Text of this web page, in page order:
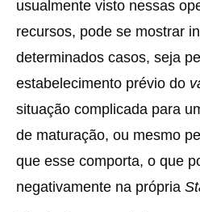
usualmente visto nessas
recursos, pode se mostrar
determinados casos, seja
estabelecimento prévio do
situação complicada para
de maturação, ou mesmo
que esse comporta, o que
negativamente na própria